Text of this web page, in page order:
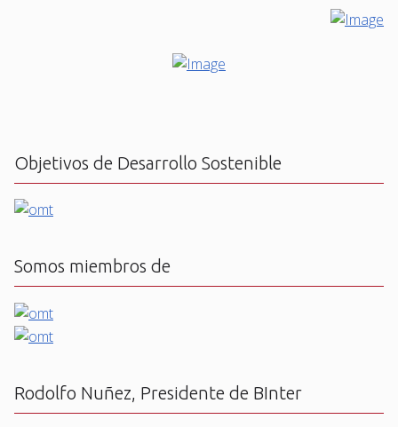
Objetivos de Desarrollo Sostenible
Somos miembros de
Rodolfo Nuñez, Presidente de BInter